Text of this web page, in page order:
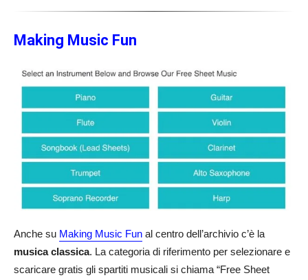
Making Music Fun
Anche su Making Music Fun al centro dell’archivio c’è la
musica classica. La categoria di riferimento per selezionare e
scaricare gratis gli spartiti musicali si chiama “Free Sheet